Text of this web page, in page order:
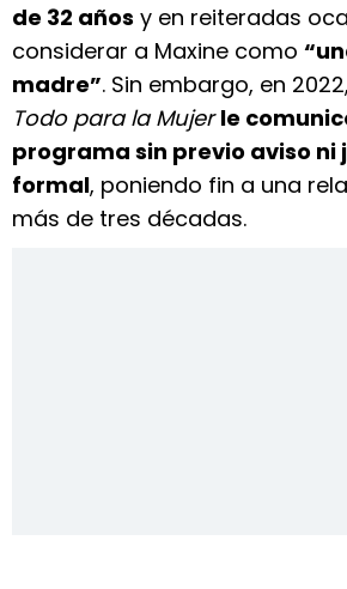
de 32 años y en reiteradas
considerar a Maxine como
madre”. Sin embargo, en
Todo para la Mujer le
programa sin previo aviso ni
formal, poniendo fin a una
más de tres décadas.